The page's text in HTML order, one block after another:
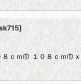
]
ｃｍ巾 １０８ｃｍ